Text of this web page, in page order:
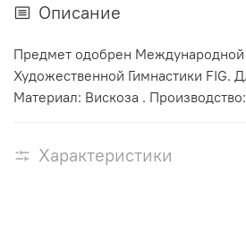
Описание
Предмет одобрен
Художественной Гимнастики FIG.
Материал: Вискоза .
Характеристики